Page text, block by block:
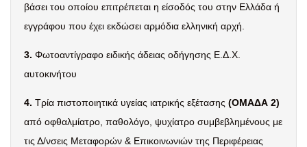
βάσει του οποίου επιτρέπεται η είσοδός του στην Ελλάδα ή
εγγράφου που έχει εκδώσει αρμόδια ελληνική αρχή.
3. Φωτοαντίγραφο ειδικής άδειας οδήγησης Ε.Δ.Χ.
αυτοκινήτου
4. Τρία πιστοποιητικά υγείας ιατρικής εξέτασης (ΟΜΑΔΑ 2)
από οφθαλμίατρο, παθολόγο, ψυχίατρο συμβεβλημένους με
τις Δ/νσεις Μεταφορών & Επικοινωνιών της Περιφέρειας